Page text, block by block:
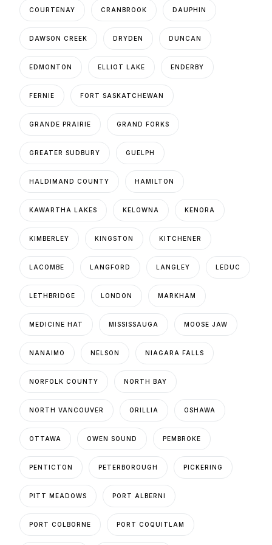
COURTENAY CRANBROOK DAUPHIN
DAWSON CREEK DRYDEN DUNCAN
EDMONTON ELLIOT LAKE ENDERBY
FERNIE FORT SASKATCHEWAN
GRANDE PRAIRIE GRAND FORKS
GREATER SUDBURY GUELPH
HALDIMAND COUNTY HAMILTON
KAWARTHA LAKES KELOWNA KENORA
KIMBERLEY KINGSTON KITCHENER
LACOMBE LANGFORD LANGLEY LEDUC
LETHBRIDGE LONDON MARKHAM
MEDICINE HAT MISSISSAUGA MOOSE JAW
NANAIMO NELSON NIAGARA FALLS
NORFOLK COUNTY NORTH BAY
NORTH VANCOUVER ORILLIA OSHAWA
OTTAWA OWEN SOUND PEMBROKE
PENTICTON PETERBOROUGH PICKERING
PITT MEADOWS PORT ALBERNI
PORT COLBORNE PORT COQUITLAM